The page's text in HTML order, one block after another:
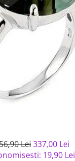
cu aur
Lei337,00 Lei
19,90 Lei